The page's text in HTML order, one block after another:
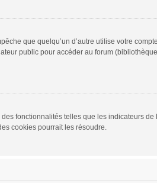
que quelqu’un d’autre utilise votre
public pour accéder au forum
fonctionnalités telles que les indicateurs de
cookies pourrait les résoudre.